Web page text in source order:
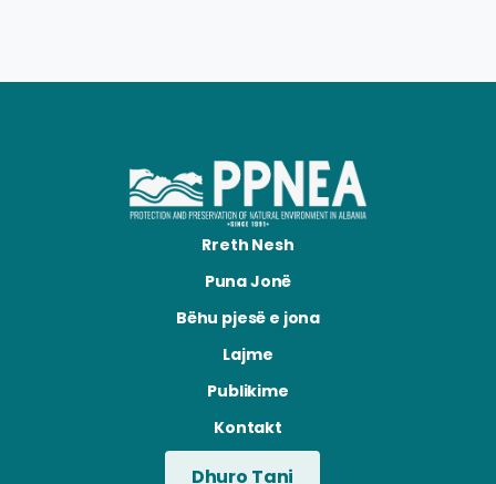
Rreth Nesh
Puna Jonë
Bëhu pjesë e jona
Lajme
Publikime
Kontakt
Dhuro Tani